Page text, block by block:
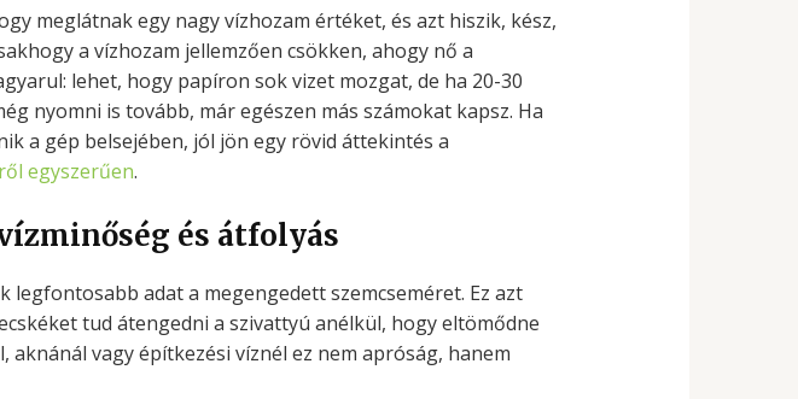
meglátnak egy nagy vízhozam értéket, és azt hiszik, kész,
a vízhozam jellemzően csökken, ahogy nő a
lehet, hogy papíron sok vizet mozgat, de ha 20-30
nyomni is tovább, már egészen más számokat kapsz. Ha
a gép belsejében, jól jön egy rövid áttekintés a
egyszerűen.
és átfolyás
legfontosabb adat a megengedett szemcseméret. Ez azt
tud átengedni a szivattyú anélkül, hogy eltömődne
aknánál vagy építkezési víznél ez nem apróság, hanem